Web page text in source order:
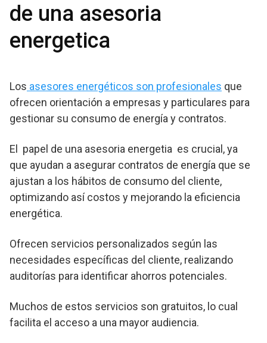
de una asesoria
energetica
Los asesores energéticos son profesionales que
ofrecen orientación a empresas y particulares para
gestionar su consumo de energía y contratos.
El papel de una asesoria energetia es crucial, ya
que ayudan a asegurar contratos de energía que se
ajustan a los hábitos de consumo del cliente,
optimizando así costos y mejorando la eficiencia
energética.
Ofrecen servicios personalizados según las
necesidades específicas del cliente, realizando
auditorías para identificar ahorros potenciales.
Muchos de estos servicios son gratuitos, lo cual
facilita el acceso a una mayor audiencia.